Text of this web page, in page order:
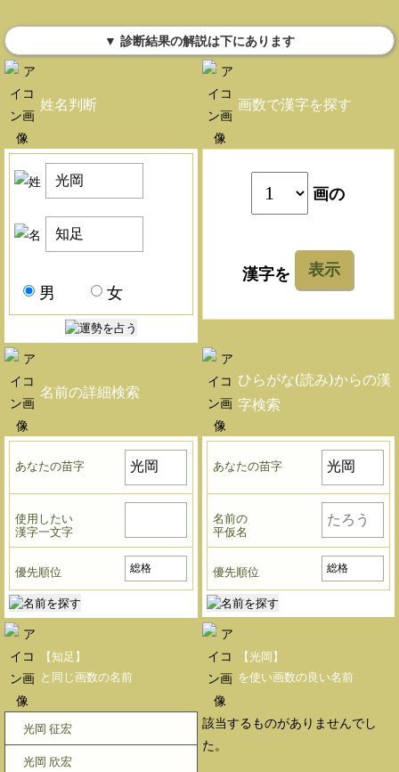
▼ 診断結果の解説は下にあります
姓名判断
男 女
画数で漢字を探す
画の
漢字を 表示
名前の詳細検索
あなたの苗字
使用したい
漢字一文字
優先順位
ひらがな(読み)からの漢
字検索
あなたの苗字
名前の
平仮名
優先順位
【知足】
と同じ画数の名前
光岡 征宏
光岡 欣宏
【光岡】
を使い画数の良い名前
該当するものがありませんでし
た。